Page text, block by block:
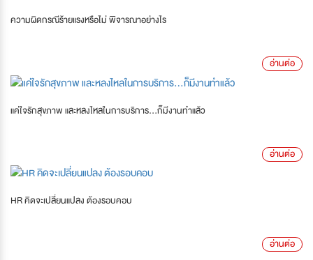
ความผิดกรณีร้ายแรงหรือไม่ พิจารณาอย่างไร
อ่านต่อ
แค่ใจรักสุขภาพ และหลงไหลในการบริการ...ก็มีงานทำแล้ว
อ่านต่อ
HR คิดจะเปลี่ยนแปลง ต้องรอบคอบ
อ่านต่อ